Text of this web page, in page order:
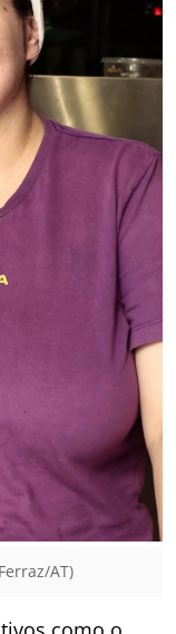
AT)